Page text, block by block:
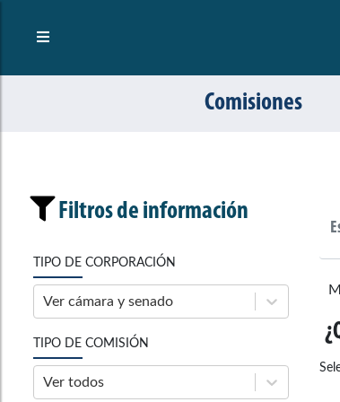
Comisiones
Filtros de información
TIPO DE CORPORACIÓN
Ver cámara y senado
TIPO DE COMISIÓN
Ver todos